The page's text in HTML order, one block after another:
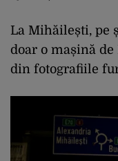
La Mihăilești, pe
doar o mașină
din fotografiile